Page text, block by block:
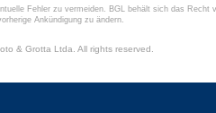
Fehler zu vermeiden. BGL behält sich das Recht
Ankündigung zu ändern.
& Grotta Ltda. All rights reserved.